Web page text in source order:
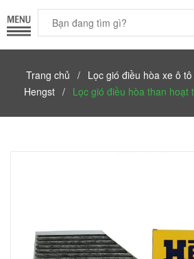
Trang chủ / Lọc gió điều hòa xe ô tô
Hengst / Lọc gió điều hòa than hoạt